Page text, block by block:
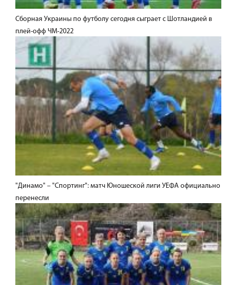
Сборная Украины по футболу сегодня сыграет с Шотландией в
плей-офф ЧМ-2022
"Динамо" – "Спортинг": матч Юношеской лиги УЕФА официально
перенесли